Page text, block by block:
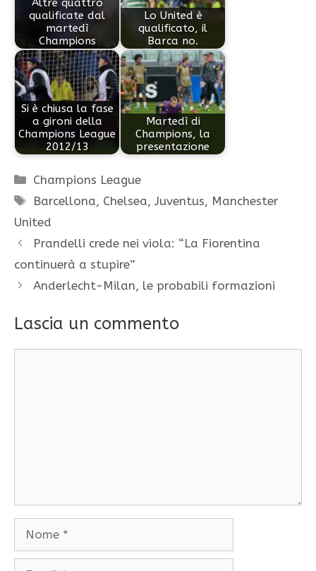
Altre quattro
qualificate dal
martedì
Champions
Lo United è
qualificato, il
Barca no.
Si è chiusa la fase
a gironi della
Champions League
2012/13
Martedì di
Champions, la
presentazione
Categorie
Champions League
Tag
Barcellona, Chelsea,Juventus, Manchester
United
Prandelli crede nei viola: “La Fiorentina
continuerà a stupire”
Anderlecht-Milan, le probabili formazioni
Lascia un commento
Nome
Email